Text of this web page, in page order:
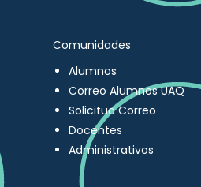
Comunidades
Alumnos
Correo Alumnos UAQ
Solicitud Correo
Docentes
Administrativos